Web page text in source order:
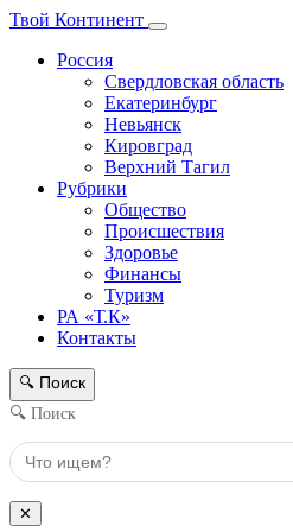
Твой Континент
Россия
Свердловская область
Екатеринбург
Невьянск
Кировград
Верхний Тагил
Рубрики
Общество
Происшествия
Здоровье
Финансы
Туризм
РА «Т.К»
Контакты
🔍 Поиск
🔍 Поиск
✕